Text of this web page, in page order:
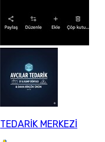
TEDARİK MERKEZİ